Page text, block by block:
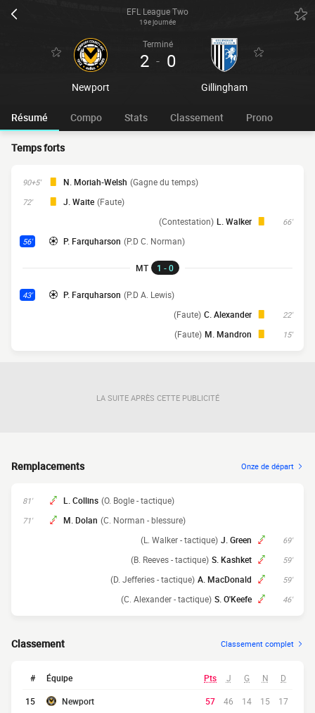
EFL League Two
19e journée
Newport
Terminé
2 - 0
Gillingham
Résumé Compo Stats Classement Prono
Temps forts
90+5' N. Moriah-Welsh (Gagne du temps)
72' J. Waite (Faute)
66'
L. Walker
(Contestation)
56' P. Farquharson (P.D C. Norman)
MT 1 - 0
43' P. Farquharson (P.D A. Lewis)
22'
C. Alexander
(Faute)
15'
M. Mandron
(Faute)
LA SUITE APRÈS CETTE PUBLICITÉ
Remplacements Onze de départ
81' L. Collins (O. Bogle - tactique)
71' M. Dolan (C. Norman - blessure)
69'
J. Green
(L. Walker - tactique)
59'
S. Kashket
(B. Reeves - tactique)
59'
A. MacDonald
(D. Jefferies - tactique)
46'
S. O'Keefe
(C. Alexander - tactique)
Classement Classement complet
# Équipe Pts J G N D
15 Newport 57 46 14 15
17